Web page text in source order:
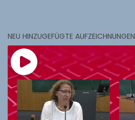
NEU HINZUGEFÜGTE AUFZEICHNUNGEN